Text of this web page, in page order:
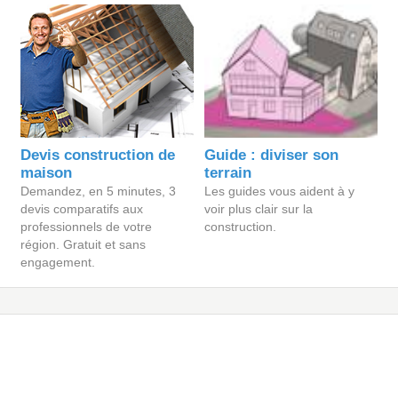
Devis construction de
maison
Demandez, en 5 minutes, 3
devis comparatifs aux
professionnels de votre
région. Gratuit et sans
engagement.
Guide : diviser son
terrain
Les guides vous aident à y
voir plus clair sur la
construction.